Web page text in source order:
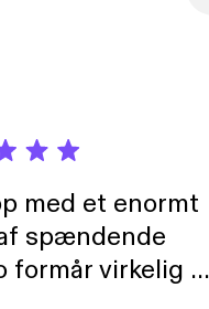
med et enormt
spændende
formår virkelig at